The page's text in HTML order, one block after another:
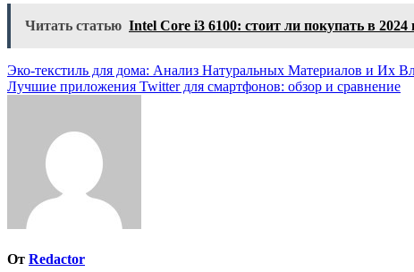
Читать статью Intel Core i3 6100: стоит ли покупать в 2024
Навигация
по
Эко-текстиль для дома: Анализ Натуральных Материалов и Их
Лучшие приложения Twitter для смартфонов: обзор и сравнение
От Redactor